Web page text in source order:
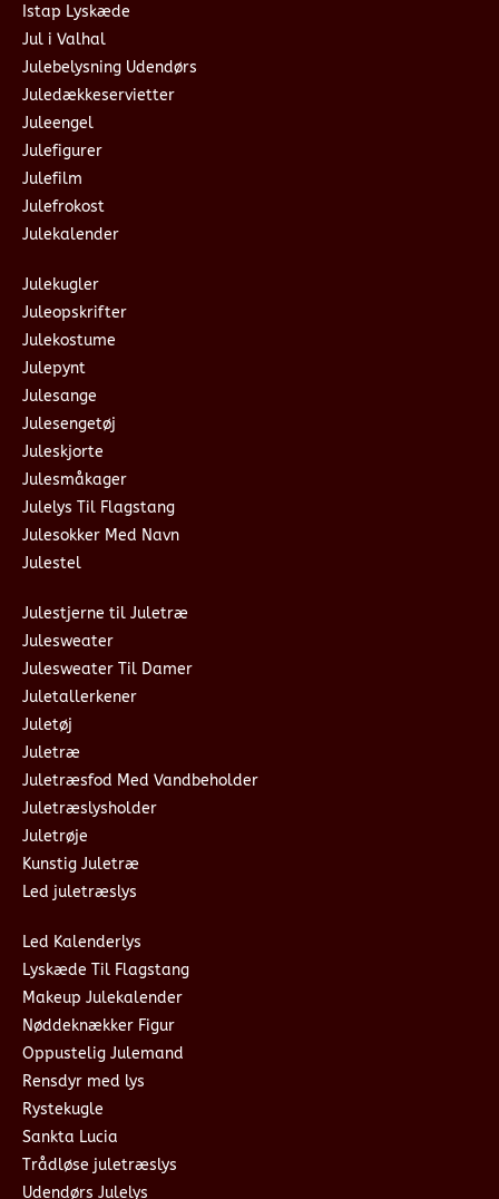
Istap Lyskæde
Jul i Valhal
Julebelysning Udendørs
Juledækkeservietter
Juleengel
Julefigurer
Julefilm
Julefrokost
Julekalender
Julekugler
Juleopskrifter
Julekostume
Julepynt
Julesange
Julesengetøj
Juleskjorte
Julesmåkager
Julelys Til Flagstang
Julesokker Med Navn
Julestel
Julestjerne til Juletræ
Julesweater
Julesweater Til Damer
Juletallerkener
Juletøj
Juletræ
Juletræsfod Med Vandbeholder
Juletræslysholder
Juletrøje
Kunstig Juletræ
Led juletræslys
Led Kalenderlys
Lyskæde Til Flagstang
Makeup Julekalender
Nøddeknækker Figur
Oppustelig Julemand
Rensdyr med lys
Rystekugle
Sankta Lucia
Trådløse juletræslys
Udendørs Julelys